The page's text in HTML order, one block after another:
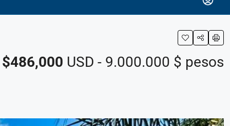
$486,000 USD - 9.000.000 $ pesos